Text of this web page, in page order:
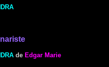
de Edgar Marie